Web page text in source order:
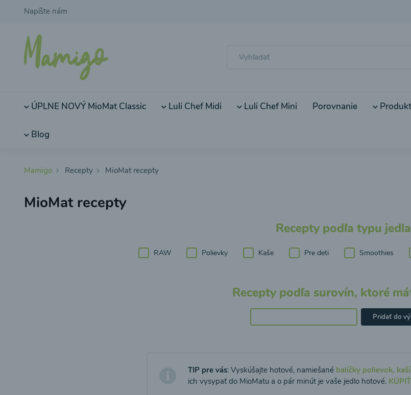
Napíšte nám
ÚPLNE NOVÝ MioMat Classic Luli Chef Midi Luli Chef Mini Porovnanie
Blog
Mamigo Recepty MioMat recepty
MioMat recepty
Recepty podľa typu jedla
RAW Polievky Kaše Pre deti Smoothies
Recepty podľa surovín, ktoré
Pridať do
TIP pre vás: Vyskúšajte hotové, namiešané balíčky polievok,
ich vysypať do MioMatu a o pár minút je vaše jedlo hotové.